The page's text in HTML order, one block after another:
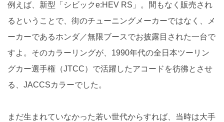
例えば、新型「シビックe:HEV RS」。間もなく販売され
るということで、街のチューニングメーカーではなく、メ
ーカーであるホンダ／無限ブースでお披露目された一台で
すよ。そのカラーリングが、1990年代の全日本ツーリン
グカー選手権（JTCC）で活躍したアコードを彷彿とさせ
る、JACCSカラーでした。
まだ生まれていなかった若い世代からすれば、当時は大手